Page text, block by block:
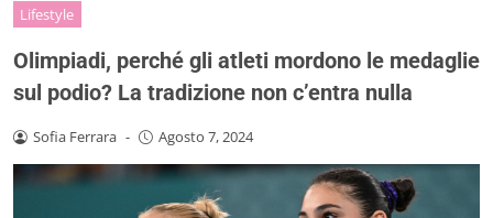
Lifestyle
Olimpiadi, perché gli atleti mordono le medaglie
sul podio? La tradizione non c’entra nulla
Sofia Ferrara - Agosto 7, 2024